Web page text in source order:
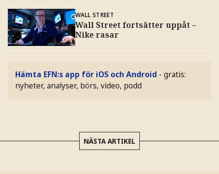
WALL STREET
Wall Street fortsätter uppåt –
Nike rasar
Hämta EFN:s app för iOS och Android - gratis:
nyheter, analyser, börs, video, podd
NÄSTA ARTIKEL